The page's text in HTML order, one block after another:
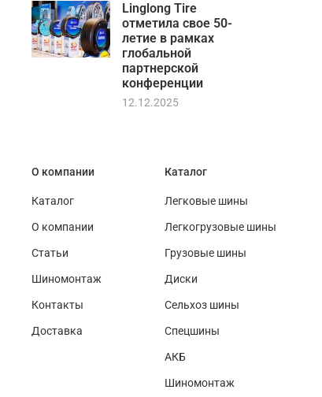
Linglong Tire
отметила свое 50-
летие в рамках
глобальной
партнерской
конференции
12.12.2025
О компании
Каталог
О компании
Статьи
Шиномонтаж
Контакты
Доставка
Каталог
Легковые шины
Легкогрузовые шины
Грузовые шины
Диски
Сельхоз шины
Спецшины
АКБ
Шиномонтаж